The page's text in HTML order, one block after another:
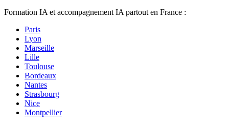
Formation IA et accompagnement IA partout en France :
Paris
Lyon
Marseille
Lille
Toulouse
Bordeaux
Nantes
Strasbourg
Nice
Montpellier